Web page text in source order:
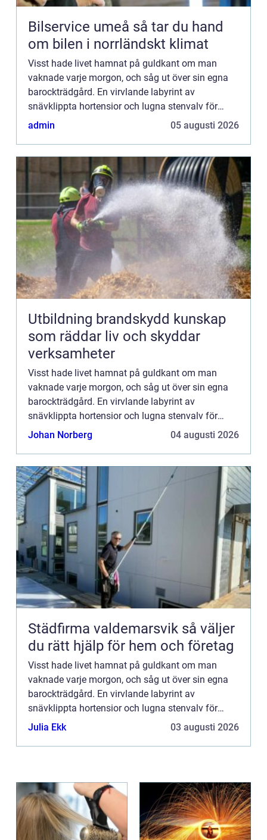
Bilservice umeå så tar du hand
om bilen i norrländskt klimat
Visst hade livet hamnat på guldkant om man
vaknade varje morgon, och såg ut över sin egna
barockträdgård. En virvlande labyrint av
snävklippta hortensior och lugna stenvalv för
filosofiska stunder och eftertanke....
admin 05 augusti 2026
Utbildning brandskydd kunskap
som räddar liv och skyddar
verksamheter
Visst hade livet hamnat på guldkant om man
vaknade varje morgon, och såg ut över sin egna
barockträdgård. En virvlande labyrint av
snävklippta hortensior och lugna stenvalv för
filosofiska stunder och eftertanke....
Johan Norberg 04 augusti 2026
Städfirma valdemarsvik så väljer
du rätt hjälp för hem och företag
Visst hade livet hamnat på guldkant om man
vaknade varje morgon, och såg ut över sin egna
barockträdgård. En virvlande labyrint av
snävklippta hortensior och lugna stenvalv för
filosofiska stunder och eftertanke....
Julia Ekk 03 augusti 2026